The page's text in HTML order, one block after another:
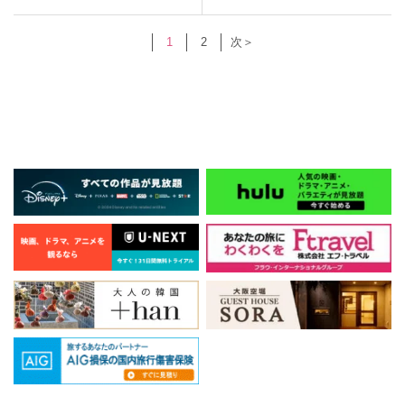
1 2 次＞